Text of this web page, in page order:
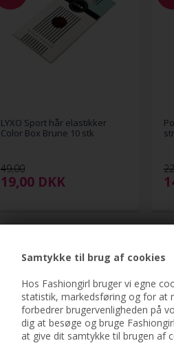
Samtykke til brug af cookies
Hos Fashiongirl bruger vi egne
statistik, markedsføring og for at
forbedrer brugervenligheden på
dig at besøge og bruge
at give dit samtykke til brugen af
LYXO Sport hår elastikker
Color Box Brune 10 stk
49,00
19,00 DKK